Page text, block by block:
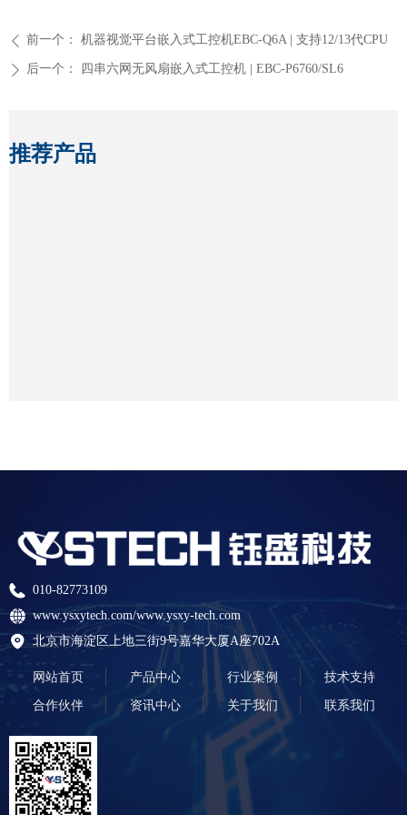
ꄲ 后一个： 四串六网无风扇嵌入式工控机 | EBC-P6760/SL6
ꄴ 前一个： 机器视觉平台嵌入式工控机EBC-Q6A | 支持12/13代CPU
推荐产品
010-82773109
www.ysxytech.com/www.ysxy-tech.com
北京市海淀区上地三街9号嘉华大厦A座702A
网站首页 产品中心 行业案例 技术支持
合作伙伴 资讯中心 关于我们 联系我们